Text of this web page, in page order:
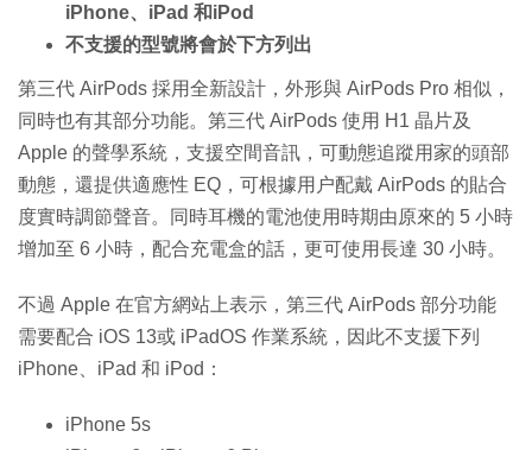
iPhone、iPad 和iPod
不支援的型號將會於下方列出
第三代 AirPods 採用全新設計，外形與 AirPods Pro 相似，
同時也有其部分功能。第三代 AirPods 使用 H1 晶片及
Apple 的聲學系統，支援空間音訊，可動態追蹤用家的頭部
動態，還提供適應性 EQ，可根據用户配戴 AirPods 的貼合
度實時調節聲音。同時耳機的電池使用時期由原來的 5 小時
增加至 6 小時，配合充電盒的話，更可使用長達 30 小時。
不過 Apple 在官方網站上表示，第三代 AirPods 部分功能
需要配合 iOS 13或 iPadOS 作業系統，因此不支援下列
iPhone、iPad 和 iPod：
iPhone 5s